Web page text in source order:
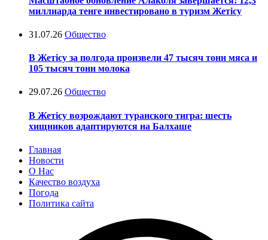
миллиарда тенге инвестировано в туризм Жетісу
31.07.26 Общество
В Жетісу за полгода произвели 47 тысяч тонн мяса и
105 тысяч тонн молока
29.07.26 Общество
В Жетісу возрождают туранского тигра: шесть
хищников адаптируются на Балхаше
Главная
Новости
О Нас
Качество воздуха
Погода
Политика сайта